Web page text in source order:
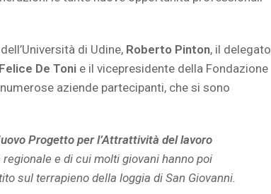
di Udine, Roberto Pinton, il delegato
De Toni e il vicepresidente della Fondazione
aziende partecipanti, che si sono
Progetto per l’Attrattività del lavoro
e di cui molti giovani hanno poi
sul terrapieno della loggia di San Giovanni.